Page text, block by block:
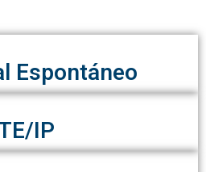
Espontáneo
IP